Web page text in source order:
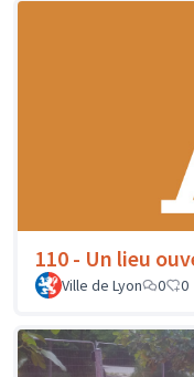
110 - Un lieu
Ville de Lyon 0 0